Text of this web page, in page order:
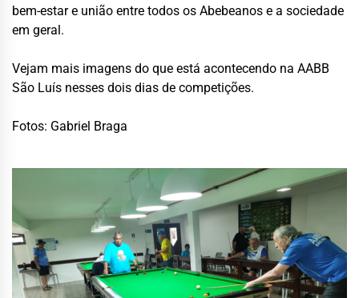
bem-estar e união entre todos os Abebeanos e a sociedade
em geral.
Vejam mais imagens do que está acontecendo na AABB
São Luís nesses dois dias de competições.
Fotos: Gabriel Braga